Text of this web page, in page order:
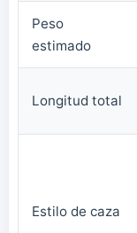
Peso
estimado
Longitud total
Estilo de caza